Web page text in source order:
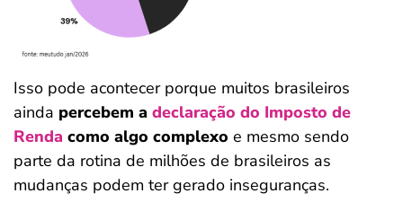
Isso pode acontecer porque muitos brasileiros
ainda percebem a declaração do Imposto de
Renda como algo complexo e mesmo sendo
parte da rotina de milhões de brasileiros as
mudanças podem ter gerado inseguranças.